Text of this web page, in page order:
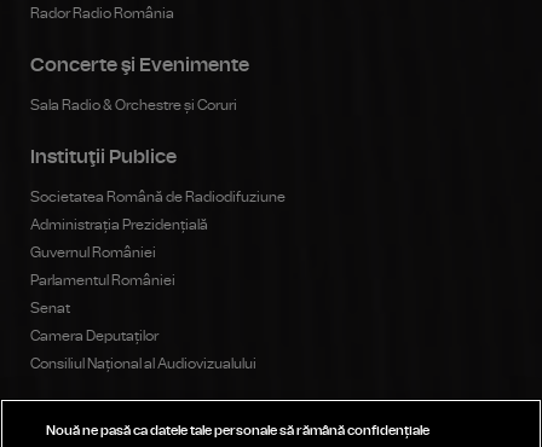
Rador Radio România
Concerte şi Evenimente
Sala Radio & Orchestre și Coruri
Instituţii Publice
Societatea Română de Radiodifuziune
Administrația Prezidențială
Guvernul României
Parlamentul României
Senat
Camera Deputaților
Consiliul Național al Audiovizualului
Nouă ne pasă ca datele tale personale să rămână confidențiale